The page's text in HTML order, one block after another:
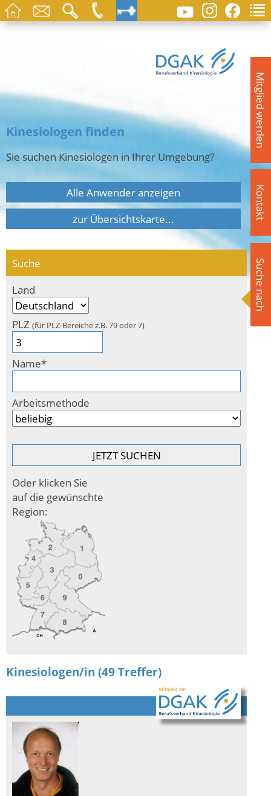
Mitglied werden
Kontakt
Suche nach
Kinesiologen finden
Sie suchen Kinesiologen in Ihrer Umgebung?
Alle Anwender anzeigen
zur Übersichtskarte...
Suche
Land
PLZ (für PLZ-Bereiche z.B. 79 oder 7)
Name*
Arbeitsmethode
Oder klicken Sie
auf die gewünschte
Region:
Kinesiologen/in (49 Treffer)